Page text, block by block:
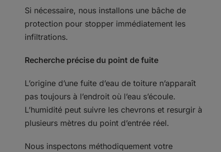
Si nécessaire, nous installons une bâche de
protection pour stopper immédiatement les
infiltrations.
Recherche précise du point de fuite
L’origine d’une fuite d’eau de toiture n’apparaît
pas toujours à l’endroit où l’eau s’écoule.
L’humidité peut suivre les chevrons et resurgir à
plusieurs mètres du point d’entrée réel.
Nous inspectons méthodiquement votre